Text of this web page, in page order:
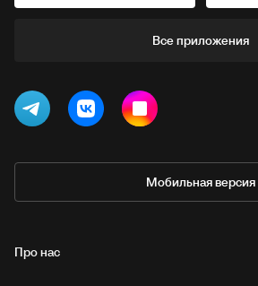
Все приложения
Мобильная версия
Про нас